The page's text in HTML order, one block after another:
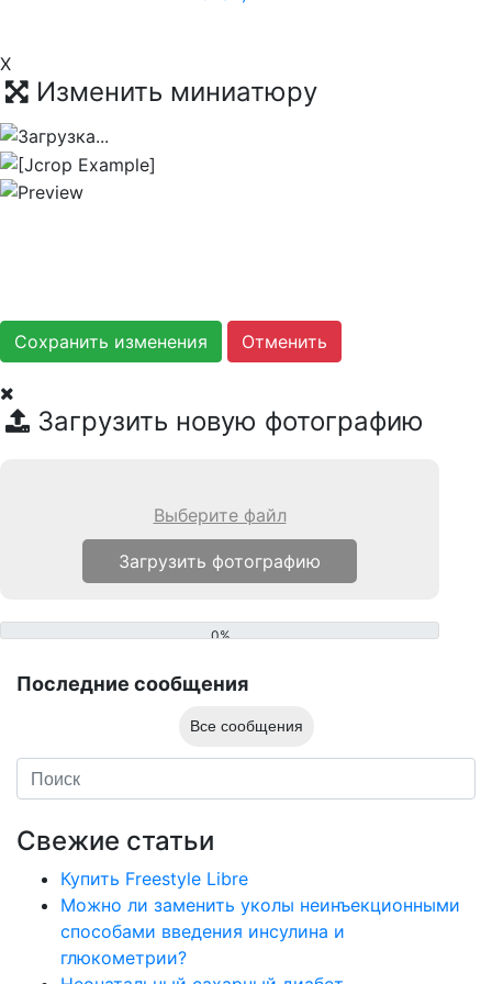
X
Изменить миниатюру
Сохранить изменения
Загрузить новую фотографию
Выберите файл
0%
Последние сообщения
Все сообщения
Свежие статьи
Купить Freestyle Libre
Можно ли заменить уколы неинъекционными
способами введения инсулина и
глюкометрии?